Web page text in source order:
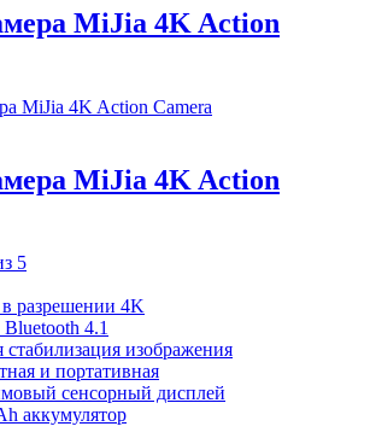
MiJia 4K Action
MiJia 4K Action
5
разрешении 4K
4.1
стабилизация изображения
и портативная
сенсорный дисплей
аккумулятор